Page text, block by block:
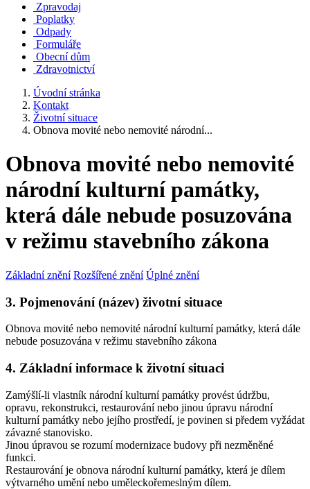
Zpravodaj
Poplatky
Odpady
Formuláře
Obecní dům
Zdravotnictví
Úvodní stránka
Kontakt
Životní situace
Obnova movité nebo nemovité národní...
Obnova movité nebo nemovité
národní kulturní památky,
která dále nebude posuzována
v režimu stavebního zákona
Základní znění Rozšířené znění Úplné znění
3. Pojmenování (název) životní situace
Obnova movité nebo nemovité národní kulturní památky, která dále
nebude posuzována v režimu stavebního zákona
4. Základní informace k životní situaci
Zamýšlí-li vlastník národní kulturní památky provést údržbu,
opravu, rekonstrukci, restaurování nebo jinou úpravu národní
kulturní památky nebo jejího prostředí, je povinen si předem vyžádat
závazné stanovisko.
Jinou úpravou se rozumí modernizace budovy při nezměněné
funkci.
Restaurování je obnova národní kulturní památky, která je dílem
výtvarného umění nebo uměleckořemeslným dílem.